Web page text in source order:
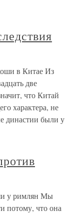
в Китае Из
две
что Китай
характера, не
династии были у
у римлян Мы
потому, что она